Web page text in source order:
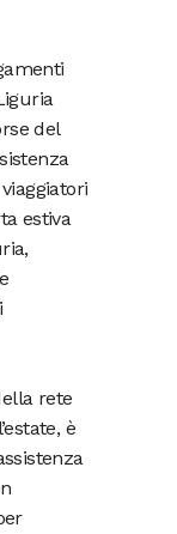
del
estiva
rete
è